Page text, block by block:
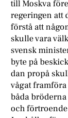
till Moskva
regeringen att
förstå att
skulle vara
svensk
byte på
dan propå
vågat framföra
båda
och